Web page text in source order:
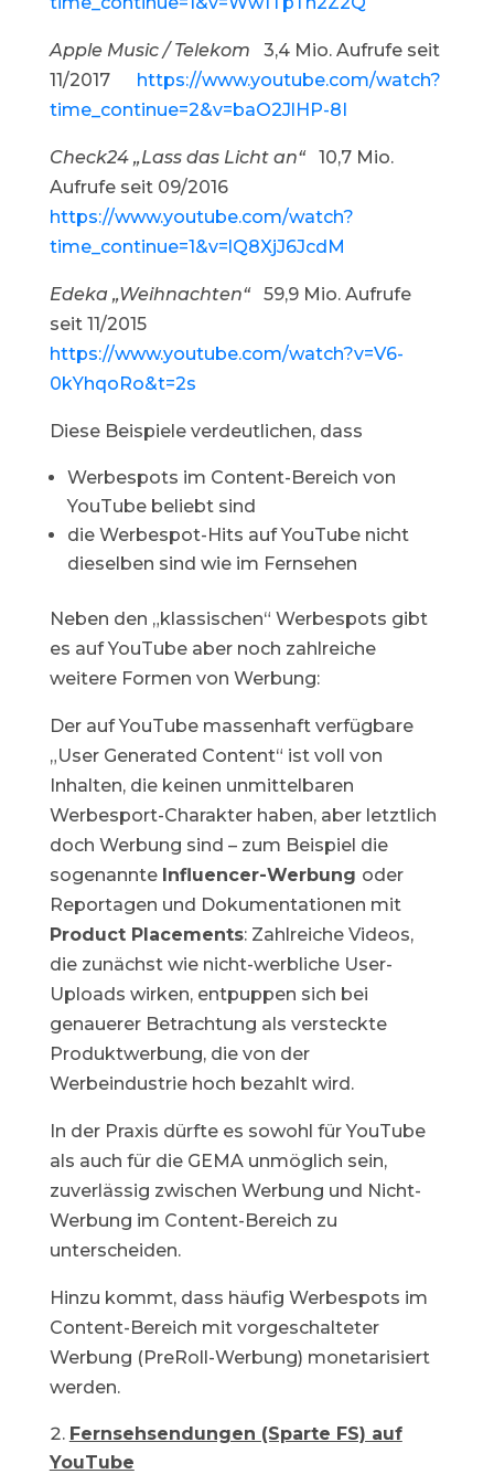
Apple Music / Telekom 3,4 Mio. Aufrufe seit
11/2017 https://www.youtube.com/watch?
time_continue=2&v=baO2JlHP-8I
Check24 „Lass das Licht an“10,7 Mio.
Aufrufe seit 09/2016
https://www.youtube.com/watch?
time_continue=1&v=lQ8XjJ6JcdM
Edeka „Weihnachten“59,9 Mio. Aufrufe
seit 11/2015
https://www.youtube.com/watch?v=V6-
0kYhqoRo&t=2s
Diese Beispiele verdeutlichen, dass
Werbespots im Content-Bereich von
YouTube beliebt sind
die Werbespot-Hits auf YouTube nicht
dieselben sind wie im Fernsehen
Neben den „klassischen“ Werbespots gibt
es auf YouTube aber noch zahlreiche
weitere Formen von Werbung:
Der auf YouTube massenhaft verfügbare
„User Generated Content“ ist voll von
Inhalten, die keinen unmittelbaren
Werbesport-Charakter haben, aber letztlich
doch Werbung sind – zum Beispiel die
sogenannte Influencer-Werbung oder
Reportagen und Dokumentationen mit
Product Placements: Zahlreiche Videos,
die zunächst wie nicht-werbliche User-
Uploads wirken, entpuppen sich bei
genauerer Betrachtung als versteckte
Produktwerbung, die von der
Werbeindustrie hoch bezahlt wird.
In der Praxis dürfte es sowohl für YouTube
als auch für die GEMA unmöglich sein,
zuverlässig zwischen Werbung und Nicht-
Werbung im Content-Bereich zu
unterscheiden.
Hinzu kommt, dass häufig Werbespots im
Content-Bereich mit vorgeschalteter
Werbung (PreRoll-Werbung) monetarisiert
werden.
Fernsehsendungen (Sparte FS) auf
YouTube